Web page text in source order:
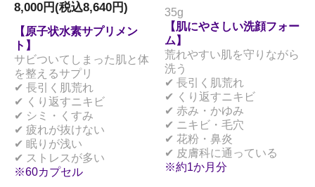
8,000円(税込8,640円)
【原子状水素サプリメン
ト】
サビついてしまった肌と体
を整えるサプリ
✔ 長引く肌荒れ
✔ くり返すニキビ
✔ シミ・くすみ
✔ 疲れが抜けない
✔ 眠りが浅い
✔ ストレスが多い
※60カプセル
35g
【肌にやさしい洗顔フォー
ム】
荒れやすい肌を守りながら
洗う
✔ 長引く肌荒れ
✔ くり返すニキビ
✔ 赤み・かゆみ
✔ ニキビ・毛穴
✔ 花粉・鼻炎
✔ 皮膚科に通っている
※約1か月分